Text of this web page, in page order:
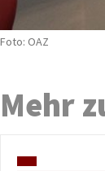
Foto: OAZ
Mehr